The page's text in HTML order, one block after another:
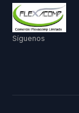
Síguenos